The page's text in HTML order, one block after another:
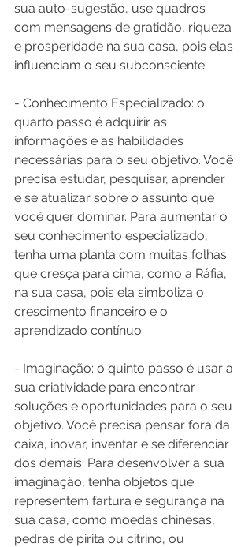
sua auto-sugestão, use quadros
com mensagens de gratidão, riqueza
e prosperidade na sua casa, pois elas
influenciam o seu subconsciente.
- Conhecimento Especializado: o
quarto passo é adquirir as
informações e as habilidades
necessárias para o seu objetivo. Você
precisa estudar, pesquisar, aprender
e se atualizar sobre o assunto que
você quer dominar. Para aumentar o
seu conhecimento especializado,
tenha uma planta com muitas folhas
que cresça para cima, como a Ráfia,
na sua casa, pois ela simboliza o
crescimento financeiro e o
aprendizado contínuo.
- Imaginação: o quinto passo é usar a
sua criatividade para encontrar
soluções e oportunidades para o seu
objetivo. Você precisa pensar fora da
caixa, inovar, inventar e se diferenciar
dos demais. Para desenvolver a sua
imaginação, tenha objetos que
representem fartura e segurança na
sua casa, como moedas chinesas,
pedras de pirita ou citrino, ou